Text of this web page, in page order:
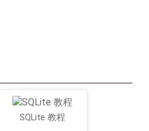
SQLite 教程